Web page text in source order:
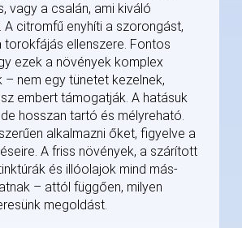
vagy a csalán, ami kiváló
A citromfű enyhíti a szorongást,
torokfájás ellenszere. Fontos
ezek a növények komplex
– nem egy tünetet kezelnek,
embert támogatják. A hatásuk
hosszan tartó és mélyreható.
alkalmazni őket, figyelve a
A friss növények, a szárított
és illóolajok mind más-
– attól függően, milyen
megoldást.